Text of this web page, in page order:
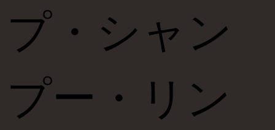
プ・シャン
プー・リン